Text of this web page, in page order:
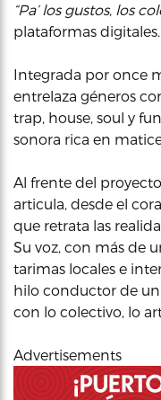
“Pa’ los gustos, los
plataformas digitales.
Integrada por once
entrelaza géneros
trap, house, soul y
sonora rica en
Al frente del
articula, desde el
que retrata las
Su voz, con más de
tarimas locales e
hilo conductor de
con lo colectivo, lo
Advertisements